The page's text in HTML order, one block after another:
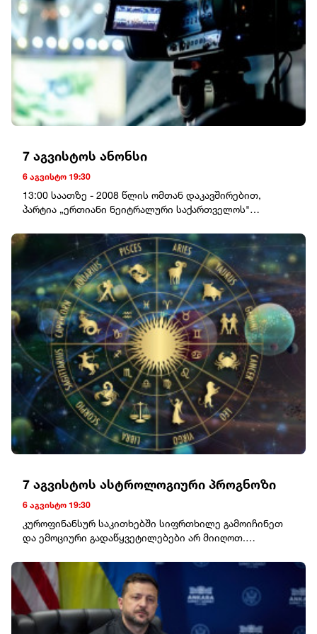
7 აგვისტოს ანონსი
6 აგვისტო 19:30
13:00 საათზე - 2008 წლის ომთან დაკავშირებით,
პარტია „ერთიანი ნეიტრალური საქართველოს"
სოფელ კახათში მცხოვრებ დევნილ მოსახლეობასთან
შეხვედრას გამართავენ.მისამართი: ზუგდიდის
მუნიციპალიტეტი, სოფელი კახათი, დევნილთა
დასახლება, აღმაშენებლის ქ. №78 (ყოფილი კულტურის
სახლი)საკონტაქტო პირი: ანი ხონელიძე - 557 21 23 13
7 აგვისტოს ასტროლოგიური პროგნოზი
6 აგვისტო 19:30
კუროფინანსურ საკითხებში სიფრთხილე გამოიჩინეთ
და ემოციური გადაწყვეტილებები არ მიიღოთ.
საღამო ოჯახთან ერთად სასიამოვნოდ
ჩაივლის.ტყუპებიკომუნიკაციისთვის შესანიშნავი დღეა.
ახალი ნაცნობობა ან მნიშვნელოვანი შეხვედრა
მომავალში სასარგებლო აღმოჩნდება. ყურადღება
მიაქციეთ დასვენებასაც.კირჩხიბიინტუიცია